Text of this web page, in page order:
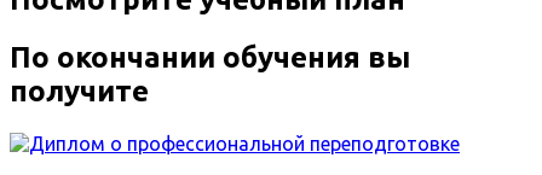
По окончании обучения вы
получите